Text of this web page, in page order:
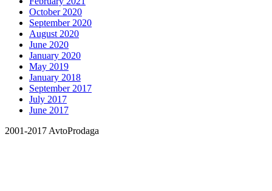
October 2020
September 2020
August 2020
June 2020
January 2020
May 2019
January 2018
September 2017
July 2017
June 2017
2001-2017 AvtoProdaga